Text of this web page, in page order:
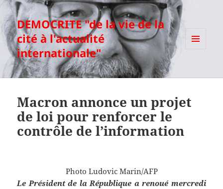
DEMOCRITE "de la vie de la
cité à l'actualité
internationale"
Macron annonce un projet
de loi pour renforcer le
contrôle de l’information
Photo Ludovic Marin/AFP
Le Président de la République a renoué mercredi